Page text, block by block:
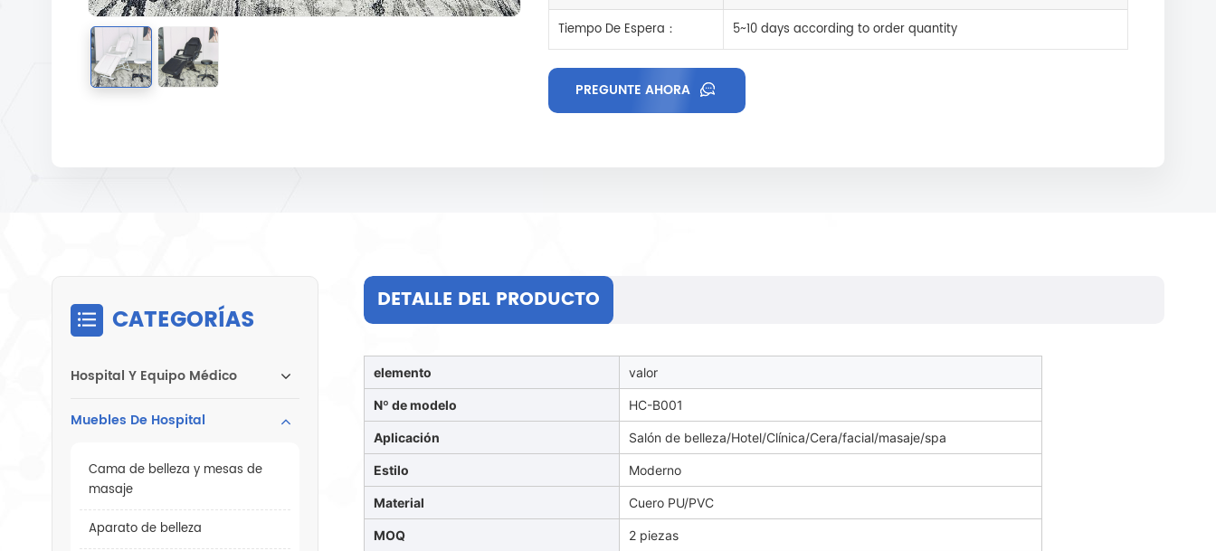
Tiempo De Espera： 5~10 days according to order quantity
PREGUNTE AHORA
DETALLE DEL PRODUCTO
elemento valor
Nº de modelo HC-B001
Aplicación Salón de belleza/Hotel/Clínica/Cera/facial/masaje/spa
Estilo Moderno
Material Cuero PU/PVC
MOQ 2 piezas
CATEGORÍAS
Hospital Y Equipo Médico
Muebles De Hospital
Cama de belleza y mesas de
masaje
Aparato de belleza